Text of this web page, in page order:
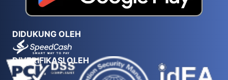
DIDUKUNG OLEH
DIVERIFIKASI OLEH